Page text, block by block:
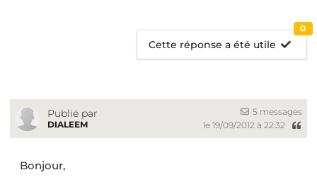
Cette réponse a été utile
0
Publié par
DIALEEM
5 messages
le 19/09/2012 à 22:32
Bonjour,